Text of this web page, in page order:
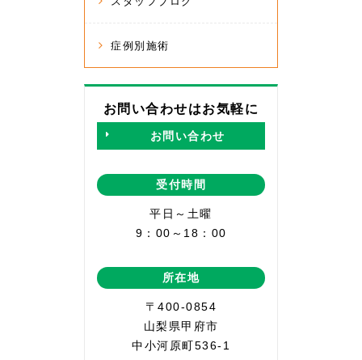
症例別施術
お問い合わせはお気軽に
お問い合わせ
受付時間
平日～土曜
9：00～18：00
所在地
〒400-0854
山梨県甲府市
中小河原町536-1